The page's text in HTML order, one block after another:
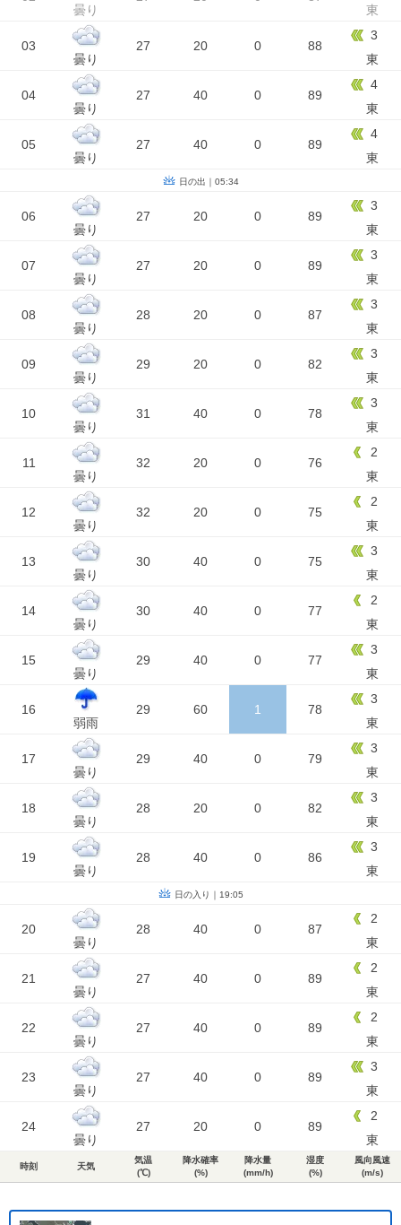
曇り
東
03
曇り
27 20 0 88
3
東
04
曇り
27 40 0 89
4
東
05
曇り
27 40 0 89
4
東
日の出｜05:34
06
曇り
27 20 0 89
3
東
07
曇り
27 20 0 89
3
東
08
曇り
28 20 0 87
3
東
09
曇り
29 20 0 82
3
東
10
曇り
31 40 0 78
3
東
11
曇り
32 20 0 76
2
東
12
曇り
32 20 0 75
2
東
13
曇り
30 40 0 75
3
東
14
曇り
30 40 0 77
2
東
15
曇り
29 40 0 77
3
東
16
弱雨
29 60 1 78
3
東
17
曇り
29 40 0 79
3
東
18
曇り
28 20 0 82
3
東
19
曇り
28 40 0 86
3
東
日の入り｜19:05
20
曇り
28 40 0 87
2
東
21
曇り
27 40 0 89
2
東
22
曇り
27 40 0 89
2
東
23
曇り
27 40 0 89
3
東
24
曇り
27 20 0 89
2
東
時刻 天気
気温
(℃)
降水確率
(%)
降水量
(mm/h)
湿度
(%)
風向風速
(m/s)